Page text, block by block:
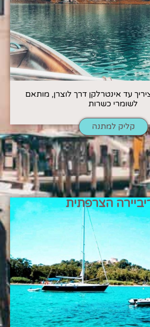
ציריך עד אינטרלקן דרך לוצרן, מותאם
לשומרי כשרות
קליק למתנה
הצרפתית